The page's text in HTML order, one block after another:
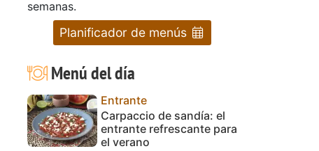
semanas.
Planificador de menús
Menú del día
Entrante
Carpaccio de sandía: el
entrante refrescante para
el verano